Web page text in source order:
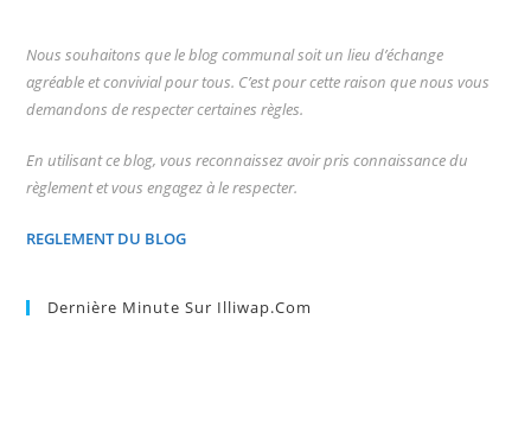
Nous souhaitons que le blog communal soit un lieu d’échange
agréable et convivial pour tous. C’est pour cette raison que nous vous
demandons de respecter certaines règles.
En utilisant ce blog, vous reconnaissez avoir pris connaissance du
règlement et vous engagez à le respecter.
REGLEMENT DU BLOG
Dernière Minute Sur Illiwap.com